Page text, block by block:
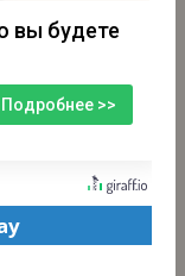
вы будете
Подробнее >>